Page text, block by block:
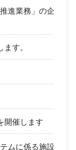
進業務」の企
す。
開催します
ムに係る施設